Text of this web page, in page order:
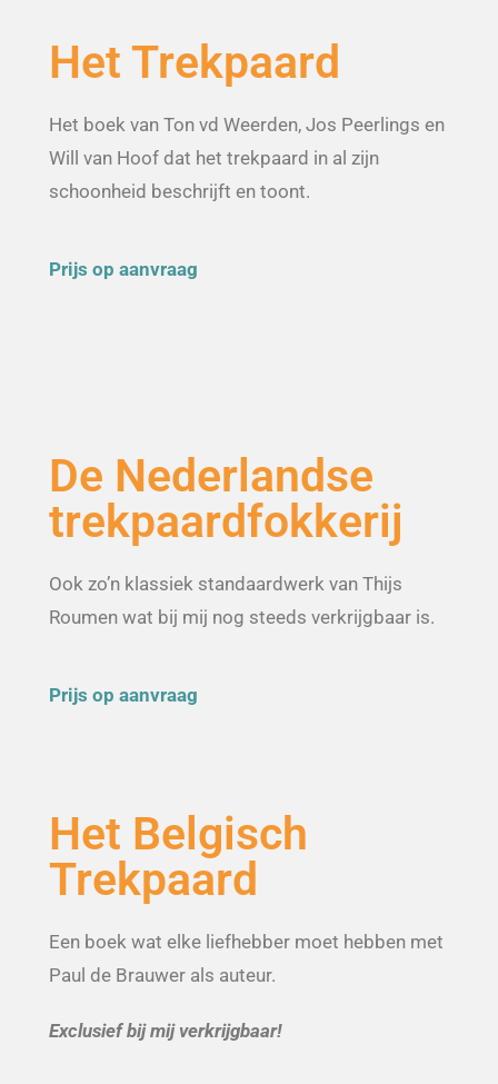
Het Trekpaard
Het boek van Ton vd Weerden, Jos Peerlings en
Will van Hoof dat het trekpaard in al zijn
schoonheid beschrijft en toont.
Prijs op aanvraag
De Nederlandse
trekpaardfokkerij
Ook zo’n klassiek standaardwerk van Thijs
Roumen wat bij mij nog steeds verkrijgbaar is.
Prijs op aanvraag
Het Belgisch
Trekpaard
Een boek wat elke liefhebber moet hebben met
Paul de Brauwer als auteur.
Exclusief bij mij verkrijgbaar!